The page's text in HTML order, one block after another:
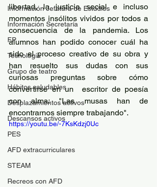
Información Jefatura de Estudios
Información Secretaría
FP
Tecnología
Grupo de teatro
Hábitos saludables
Desplazamientos activos
Descansos activos
PES
AFD extracurriculares
STEAM
Recreos con AFD
libertad, la justicia social e incluso
momentos insólitos vividos por todos a
consecuencia de la pandemia. Los
alumnos han podido conocer cuál ha
sido el proceso creativo de su obra y
han resuelto sus dudas con sus
curiosas preguntas sobre cómo
convertirse en un  escritor de poesía
con alma: "Las musas han de
encontrarnos siempre trabajando".
https://youtu.be/-7KsKdzj0Uc